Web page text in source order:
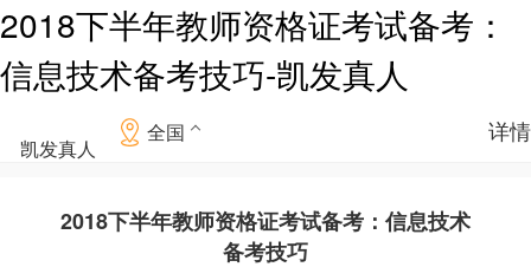
2018下半年教师资格证考试备考：
信息技术备考技巧-凯发真人
凯发真人
全国 详情
2018下半年教师资格证考试备考：信息技术
备考技巧